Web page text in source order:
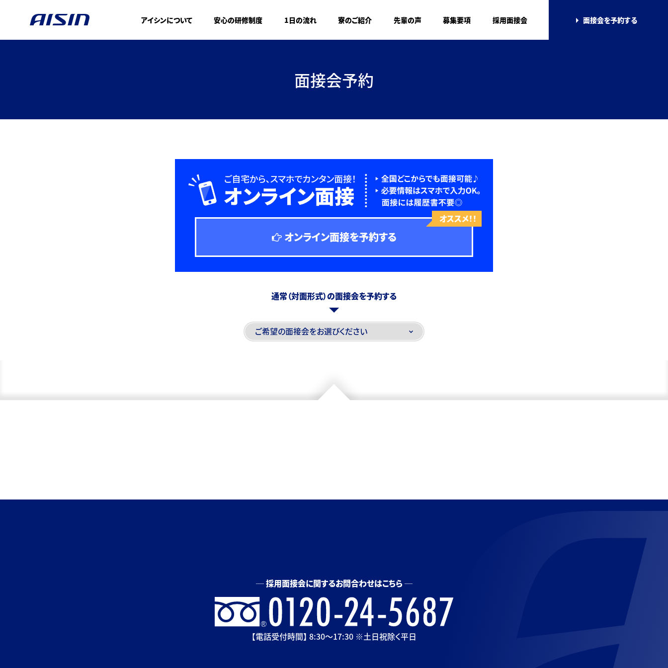
アイシンについて 安心の研修制度 1日の流れ 寮のご紹介 先輩の声 募集要項 採用面接会 面接会を予約する
面接会予約
オンライン面接を予約する
オススメ！！
通常（対面形式）の面接会を予約する
採用面接会に関するお問合わせはこちら
【電話受付時間】 8:30〜17:30 ※土日祝除く平日